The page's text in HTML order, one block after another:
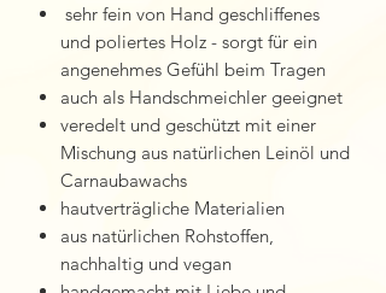
sehr fein von Hand geschliffenes
und poliertes Holz - sorgt für ein
angenehmes Gefühl beim Tragen
auch als Handschmeichler geeignet
veredelt und geschützt mit einer
Mischung aus natürlichen Leinöl und
Carnaubawachs
hautverträgliche Materialien
aus natürlichen Rohstoffen,
nachhaltig und vegan